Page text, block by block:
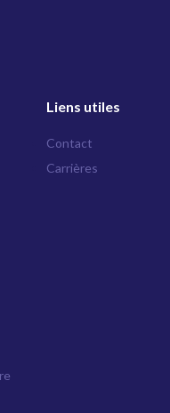
Liens utiles
Contact
Carrières